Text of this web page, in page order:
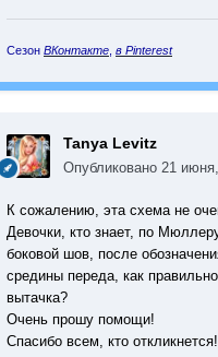
Сезон ВКонтакте в Pinterest
Tanya Levitz
Опубликовано 21
К сожалению, эта схема не
Девочки, кто знает, по
боковой шов, после
средины переда, как
вытачка?
Очень прошу помощи!
Спасибо всем, кто откликнется!